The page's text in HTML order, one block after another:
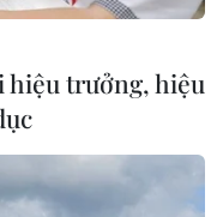
hiệu trưởng, hiệu